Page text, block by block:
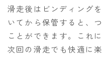
滑走後はビンディング
いてから保管すると、
ことができます。これ
次回の滑走でも快適に